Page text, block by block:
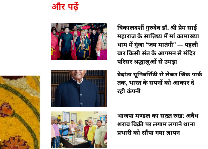
और पढ़ें
त्रिकालदर्शी गुरुदेव डॉ. श्री प्रेम साईं
महाराज के सान्निध्य में मां कामाख्या
धाम में गूंजा “जय मातंगी” — पहली
बार किसी संत के आगमन से मंदिर
परिसर श्रद्धालुओं से उमड़ा
वेदांता यूनिवर्सिटी से लेकर जिंक पार्क
तक, भारत के सपनों को आकार दे
रही कंपनी
भाजपा मण्डल का सख़्त रुख़: अवैध
शराब बिक्री पर लगाम लगाने थाना
प्रभारी को सौंपा गया ज्ञापन